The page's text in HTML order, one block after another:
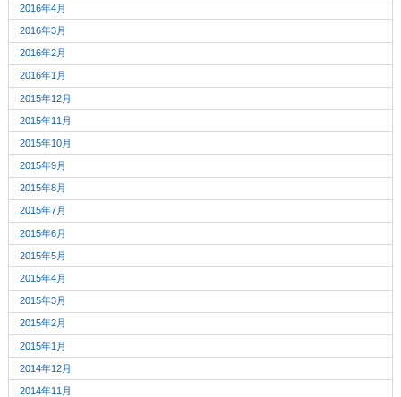
2016年4月
2016年3月
2016年2月
2016年1月
2015年12月
2015年11月
2015年10月
2015年9月
2015年8月
2015年7月
2015年6月
2015年5月
2015年4月
2015年3月
2015年2月
2015年1月
2014年12月
2014年11月